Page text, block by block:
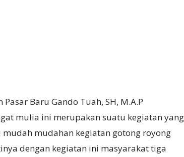
Baru Gando Tuah, SH, M.A.P
mulia ini merupakan suatu kegiatan yang
mudahan kegiatan gotong royong
dengan kegiatan ini masyarakat tiga